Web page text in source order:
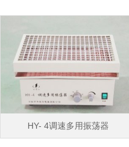
HY- 4调速多用振荡器